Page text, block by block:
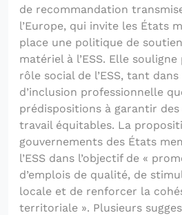
de recommandation
l’Europe, qui invite les États
place une politique de
matériel à l’ESS. Elle
rôle social de l’ESS, tant
d’inclusion professionnelle
prédispositions à garantir
travail équitables. La
gouvernements des États
l’ESS dans l’objectif de «
d’emplois de qualité, de
locale et de renforcer la
territoriale ». Plusieurs